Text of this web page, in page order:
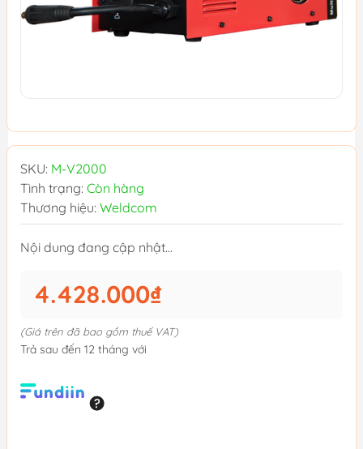
SKU: M-V2000
Tình trạng: Còn hàng
Thương hiệu: Weldcom
Nội dung đang cập nhật...
4.428.000₫
(Giá trên đã bao gồm thuế VAT)
Trả sau đến 12 tháng với